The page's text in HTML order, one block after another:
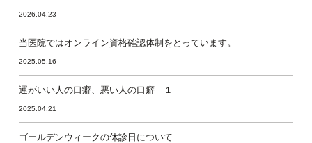
2026.04.23
当医院ではオンライン資格確認体制をとっています。
2025.05.16
運がいい人の口癖、悪い人の口癖 １
2025.04.21
ゴールデンウィークの休診日について